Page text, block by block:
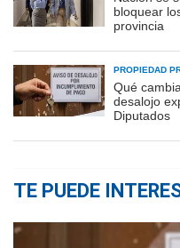
bloquear
provincia
PROPIEDAD
Qué
desalojo
Diputados
TE PUEDE